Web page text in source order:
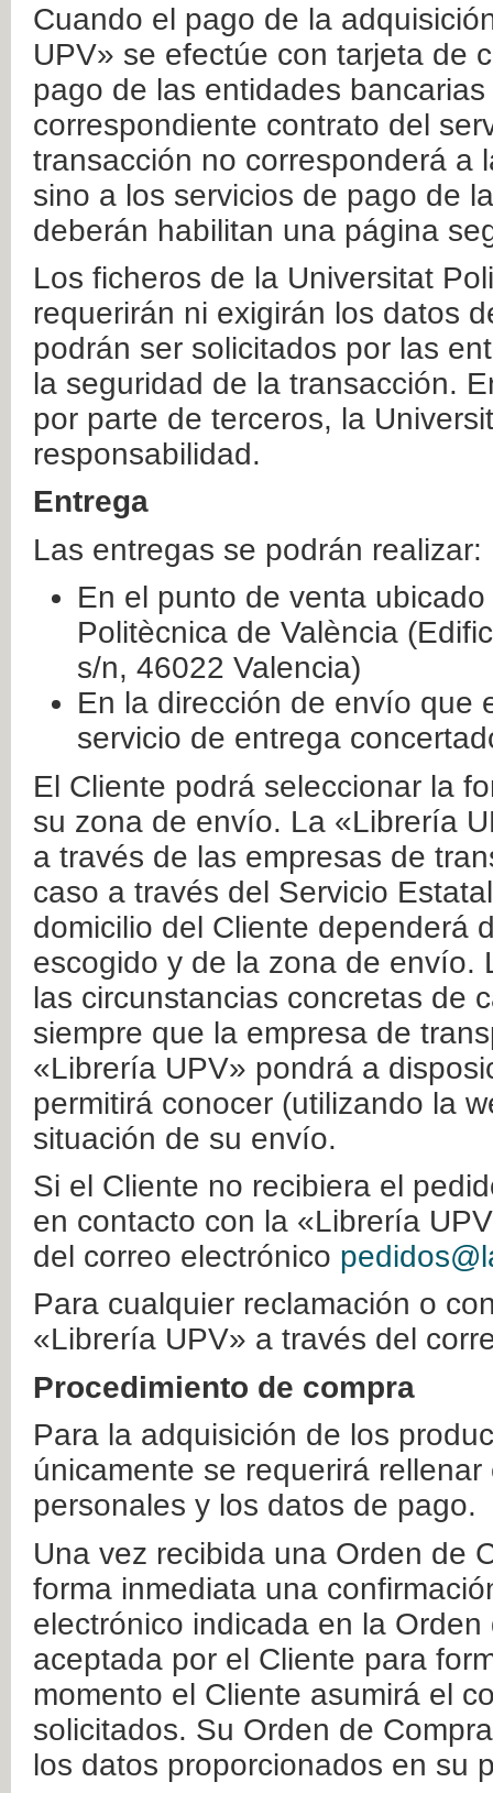
Cuando el pago de la
UPV» se efectúe con tarjeta de
pago de las entidades
correspondiente contrato del
transacción no corresponderá a
sino a los servicios de pago de
deberán habilitan una página
Los ficheros de la Universitat
requerirán ni exigirán los datos
podrán ser solicitados por las
la seguridad de la transacción.
por parte de terceros, la
responsabilidad.
Entrega
Las entregas se podrán realizar:
En el punto de venta
Politècnica de València
s/n, 46022 Valencia)
En la dirección de envío que
servicio de entrega
El Cliente podrá seleccionar la
su zona de envío. La «Librería
a través de las empresas de
caso a través del Servicio
domicilio del Cliente dependerá
escogido y de la zona de envío.
las circunstancias concretas de
siempre que la empresa de
«Librería UPV» pondrá a
permitirá conocer (utilizando la
situación de su envío.
Si el Cliente no recibiera el
en contacto con la «Librería
del correo electrónico
Para cualquier reclamación o
«Librería UPV» a través del
Procedimiento de compra
Para la adquisición de los
únicamente se requerirá
personales y los datos de pago.
Una vez recibida una Orden de
forma inmediata una
electrónico indicada en la
aceptada por el Cliente para
momento el Cliente asumirá el
solicitados. Su Orden de
los datos proporcionados en su